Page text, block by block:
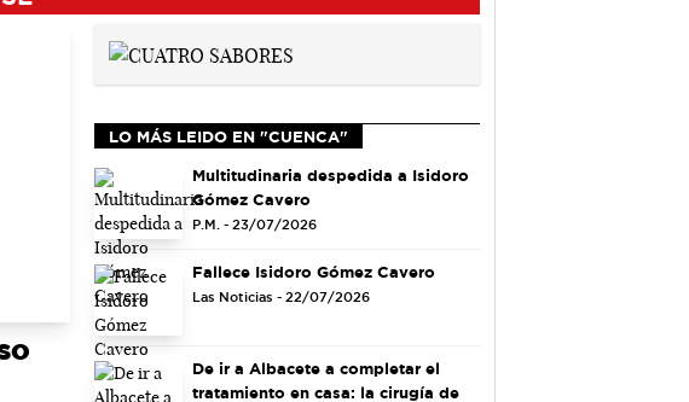
LO MÁS LEIDO EN "CUENCA"
Multitudinaria despedida a Isidoro
Gómez Cavero
P.M. - 23/07/2026
Fallece Isidoro Gómez Cavero
Las Noticias - 22/07/2026
De ir a Albacete a completar el
tratamiento en casa: la cirugía de